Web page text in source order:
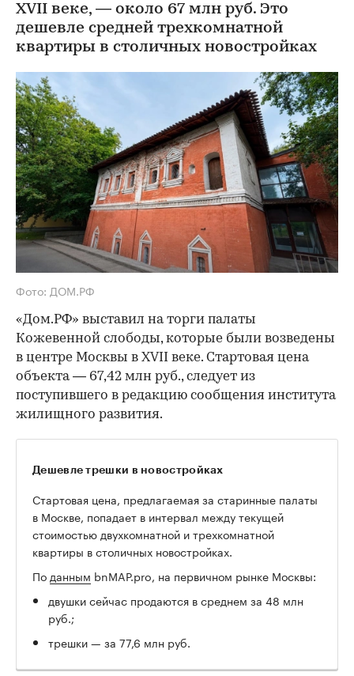
XVII веке, — около 67 млн руб. Это
дешевле средней трехкомнатной
квартиры в столичных новостройках
Фото: ДОМ.РФ
«Дом.РФ» выставил на торги палаты
Кожевенной слободы, которые были возведены
в центре Москвы в XVII веке. Стартовая цена
объекта — 67,42 млн руб., следует из
поступившего в редакцию сообщения института
жилищного развития.
Дешевле трешки в новостройках
Стартовая цена, предлагаемая за старинные палаты
в Москве, попадает в интервал между текущей
стоимостью двухкомнатной и трехкомнатной
квартиры в столичных новостройках.
По данным bnMAP.pro, на первичном рынке Москвы:
двушки сейчас продаются в среднем за 48 млн
руб.;
трешки — за 77,6 млн руб.